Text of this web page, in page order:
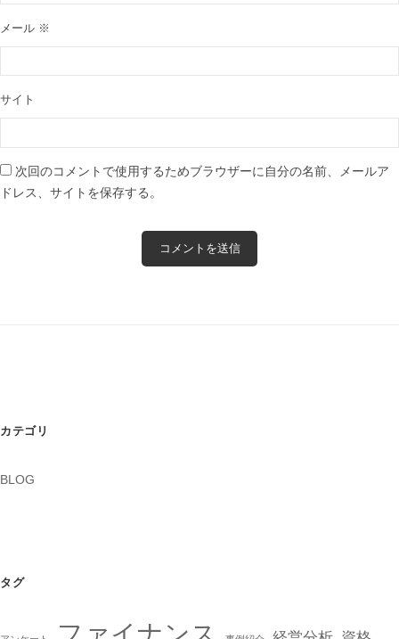
メール ※
サイト
次回のコメントで使用するためブラウザーに自分の名前、メールア
ドレス、サイトを保存する。
カテゴリ
BLOG
タグ
ファイナンス